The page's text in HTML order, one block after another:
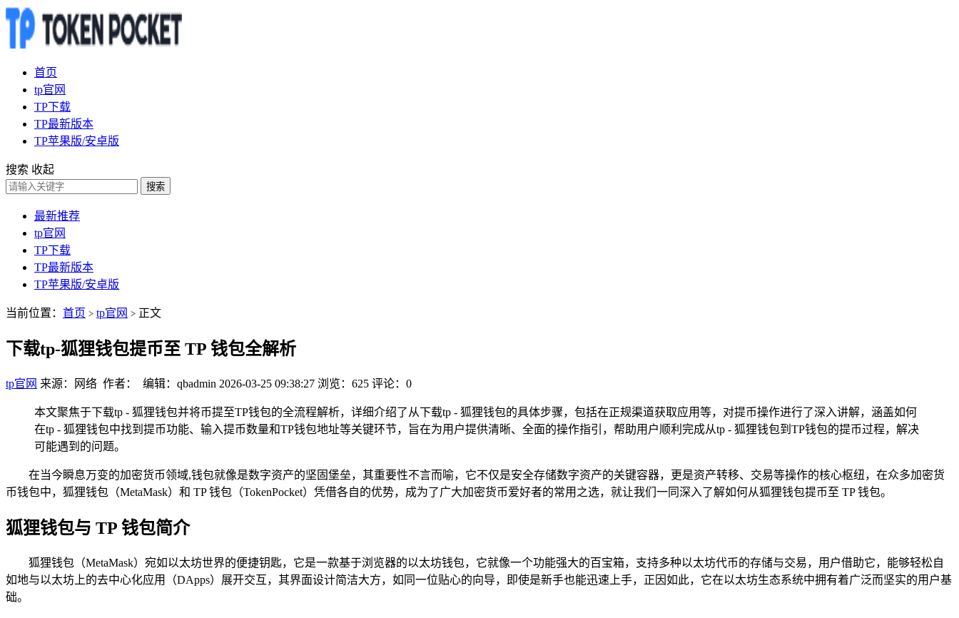
首页
tp官网
TP下载
TP最新版本
TP苹果版/安卓版
搜索 收起
搜索
最新推荐
tp官网
TP下载
TP最新版本
TP苹果版/安卓版
当前位置： 首页 > tp官网 > 正文
下载tp-狐狸钱包提币至 TP 钱包全解析
tp官网 来源：网络 作者： 编辑：qbadmin 2026-03-25 09:38:27 浏览：625 评论：0
本文聚焦于下载tp - 狐狸钱包并将币提至TP钱包的全流程解析，详细介绍了从下载tp - 狐狸钱包的具体步骤，包括在正规渠道获取应用等，对提币操作进行了深入讲解，涵盖如何
在tp - 狐狸钱包中找到提币功能、输入提币数量和TP钱包地址等关键环节，旨在为用户提供清晰、全面的操作指引，帮助用户顺利完成从tp - 狐狸钱包到TP钱包的提币过程，解决
可能遇到的问题。
在当今瞬息万变的加密货币领域,钱包就像是数字资产的坚固堡垒，其重要性不言而喻，它不仅是安全存储数字资产的关键容器，更是资产转移、交易等操作的核心枢纽，在众多加密货
币钱包中，狐狸钱包（MetaMask）和 TP 钱包（TokenPocket）凭借各自的优势，成为了广大加密货币爱好者的常用之选，就让我们一同深入了解如何从狐狸钱包提币至 TP 钱包。
狐狸钱包与 TP 钱包简介
狐狸钱包（MetaMask）宛如以太坊世界的便捷钥匙，它是一款基于浏览器的以太坊钱包，它就像一个功能强大的百宝箱，支持多种以太坊代币的存储与交易，用户借助它，能够轻松自
如地与以太坊上的去中心化应用（DApps）展开交互，其界面设计简洁大方，如同一位贴心的向导，即使是新手也能迅速上手，正因如此，它在以太坊生态系统中拥有着广泛而坚实的用户基
础。